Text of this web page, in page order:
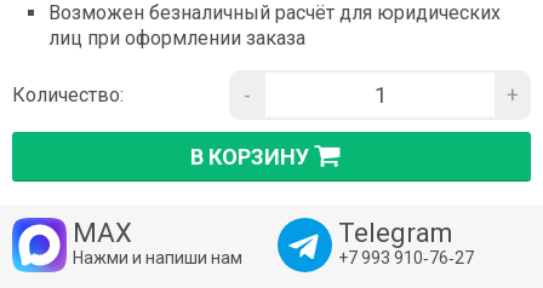
Возможен безналичный расчёт для юридических
лиц при оформлении заказа
Количество: - +
В КОРЗИНУ
MAX
Нажми и напиши нам
Telegram
+7 993 910‑76‑27